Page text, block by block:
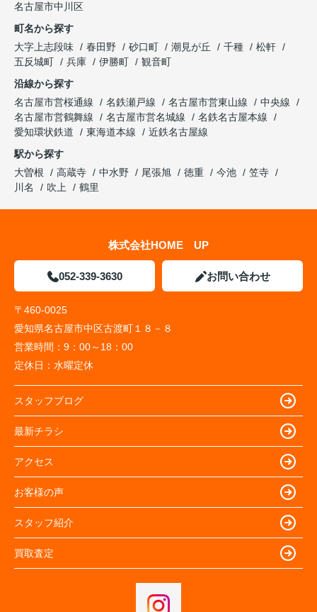
名古屋市中川区
町名から探す
大字上志段味
春田野 砂口町 潮見が丘 千種
松軒
五反城町
兵庫 伊勝町
観音町
沿線から探す
名古屋市営桜通線
名鉄瀬戸線 名古屋市営東山線
中央線
名古屋市営鶴舞線
名古屋市営名城線
名鉄名古屋本線
愛知環状鉄道
東海道本線
近鉄名古屋線
駅から探す
大曽根
高蔵寺 中水野 尾張旭 徳重 今池
笠寺
川名
吹上 鶴里
株式会社HOME UP
052-339-3630 お問い合わせ
〒460-0025
愛知県名古屋市中区古渡町１８－８
営業時間： 9：00～18：00
定休日： 水曜定休
スタッフブログ
最新チラシ
アクセス
お客様の声
スタッフ紹介
買取査定